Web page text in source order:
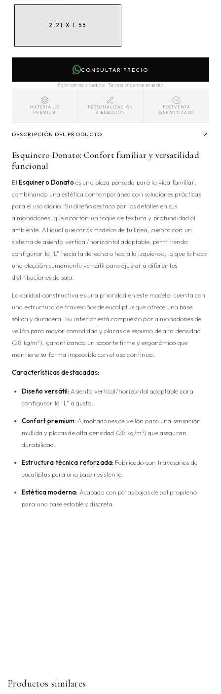
2.21 X 1.55
CONSULTAR PRECIO
Fabricamos a pedido · Te respondemos en el día
MATERIALES
PREMIUM
PERSONALIZACIÓN
A ELECCIÓN
POSTVENTA
GARANTIZADO
DESCRIPCIÓN DEL PRODUCTO
Esquinero Donato: Confort familiar y versatilidad
funcional
ElEsquinero Donatoes una pieza pensada para la vida familiar,
combinando una estética contemporánea con soluciones prácticas
para el uso diario. Su diseño destaca por los detalles en sus
almohadones, que aportan un toque de textura y profundidad al
ambiente. Al igual que otros modelos de tu línea, cuenta con un
sistema de asiento vertical/horizontal adaptable, permitiendo
configurar la "L" hacia la derecha o hacia la izquierda, lo que lo hace
una elección sumamente versátil para ajustar a diferentes
distribuciones de sala.
La calidad constructiva es una prioridad en este modelo: cuenta con
una estructura de travesaños de eucaliptus que ofrece una base
sólida y duradera. Su interior está compuesto por almohadones de
vellón para mayor comodidad y placas de espuma de alta densidad
(28 kg/m³), garantizando un soporte firme y ergonómico que
mantiene su forma impecable con el uso continuo.
Características destacadas:
Diseño versátil: Asiento vertical/horizontal adaptable para
configurar la "L" a gusto.
Confort premium: Almohadones de vellón para una sensación
mullida y placas de alta densidad (28 kg/m³) que aseguran
durabilidad.
Estructura técnica reforzada: Fabricado con travesaños de
eucaliptus para una base resistente.
Estética moderna: Acabado con patas bajas de polipropileno
para una base estable y discreta.
Productos similares